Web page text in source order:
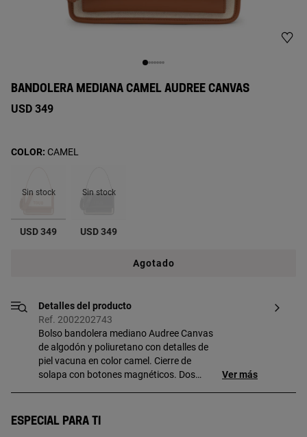
BANDOLERA MEDIANA CAMEL AUDREE CANVAS
USD 349
Sin stock
seleccionado
USD 349
Sin stock
USD 349
COLOR: CAMEL
Agotado
Detalles del producto
Ref. 2002202743
Bolso bandolera mediano Audree Canvas
de algodón y poliuretano con detalles de
piel vacuna en color camel. Cierre de
solapa con botones magnéticos. Dos
abierto en la parte delantera y bolsillo
Ver más
Especial para ti